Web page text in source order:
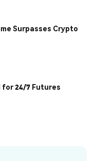
Surpasses Crypto
for 24/7 Futures